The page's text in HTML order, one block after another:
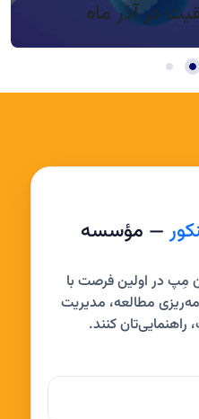
در آذر ماه
— مؤسسه
مِپ در اولین فرصت با
مطالعه، مدیریت
کنند.